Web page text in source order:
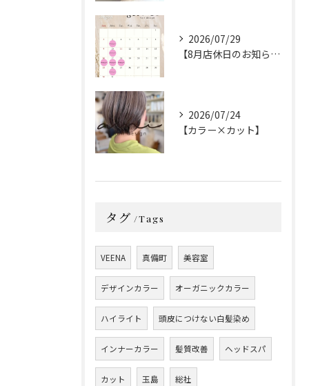
2026/07/29
【8月店休日のお知らせ】
2026/07/24
【カラー×カット】
タグ Tags
VEENA 真備町 美容室
デザインカラー オーガニックカラー
ハイライト 頭皮につけない白髪染め
インナーカラー 髪質改善 ヘッドスパ
カット 玉島 総社